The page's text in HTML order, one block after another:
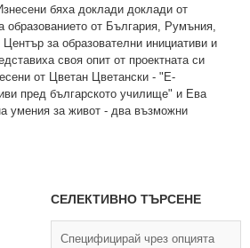
бяха доклади доклади от
образованието от България, Румъния,
за образователни инициативи и
своя опит от проектната си
от Цветан Цветански - "Е-
пред българското училище" и Ева
умения за живот - два възможни
СЕЛЕКТИВНО ТЪРСЕНЕ
Специфицирай чрез опцията